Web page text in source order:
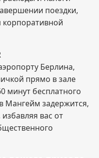
поездки,
корпоративной
Берлина,
прямо в зале
минут бесплатного
Мангейм задержится,
вас от